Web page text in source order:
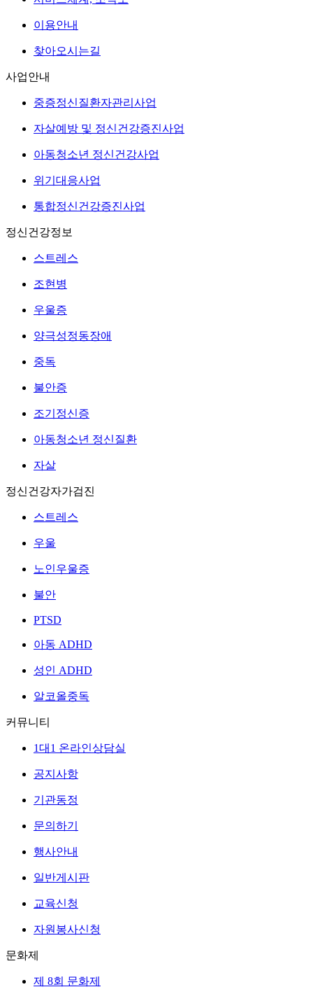
이용안내
찾아오시는길
사업안내
중증정신질환자관리사업
자살예방 및 정신건강증진사업
아동청소년 정신건강사업
위기대응사업
통합정신건강증진사업
정신건강정보
스트레스
조현병
우울증
양극성정동장애
중독
불안증
조기정신증
아동청소년 정신질환
자살
정신건강자가검진
스트레스
우울
노인우울증
불안
PTSD
아동 ADHD
성인 ADHD
알코올중독
커뮤니티
1대1 온라인상담실
공지사항
기관동정
문의하기
행사안내
일반게시판
교육신청
자원봉사신청
문화제
제 8회 문화제